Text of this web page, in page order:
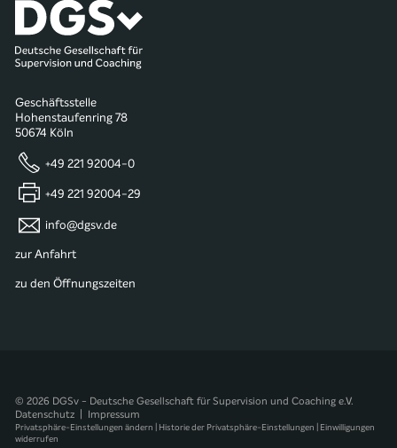
Geschäftsstelle
Hohenstaufenring 78
50674 Köln
+49 221 92004-0
+49 221 92004-29
info@dgsv.de
zur Anfahrt
zu den Öffnungszeiten
© 2026 DGSv - Deutsche Gesellschaft für Supervision und Coaching e.V.
Datenschutz
Impressum
Privatsphäre-Einstellungen ändern | Historie der Privatsphäre-Einstellungen | Einwilligungen
widerrufen